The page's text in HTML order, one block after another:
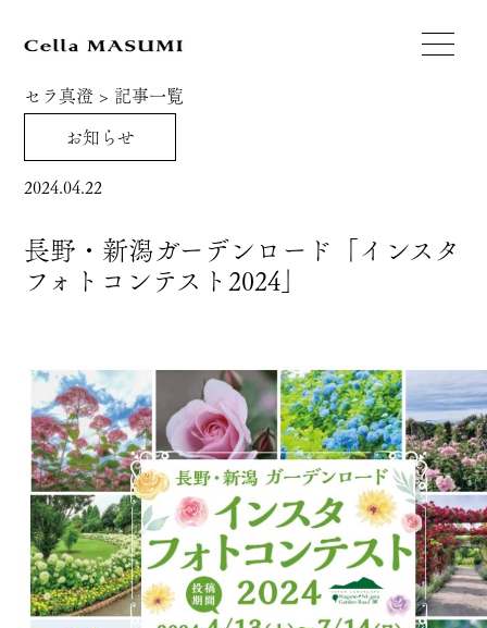
セラ真澄 > 記事一覧
お知らせ
2024.04.22
長野・新潟ガーデンロード「インスタ
フォトコンテスト2024」